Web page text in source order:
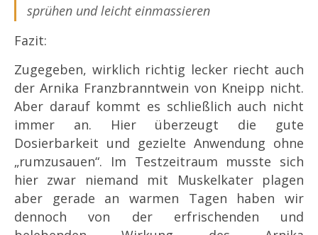
sprühen und leicht einmassieren
Fazit:
Zugegeben, wirklich richtig lecker riecht auch
der Arnika Franzbranntwein von Kneipp nicht.
Aber darauf kommt es schließlich auch nicht
immer an. Hier überzeugt die gute
Dosierbarkeit und gezielte Anwendung ohne
„rumzusauen“. Im Testzeitraum musste sich
hier zwar niemand mit Muskelkater plagen
aber gerade an warmen Tagen haben wir
dennoch von der erfrischenden und